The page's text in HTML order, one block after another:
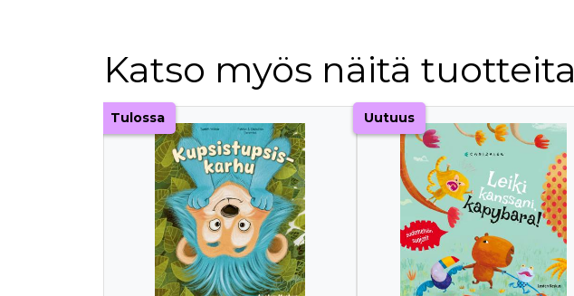
Katso myös näitä tuotteita
Tuoteluettelon alku
Tulossa Uutuus